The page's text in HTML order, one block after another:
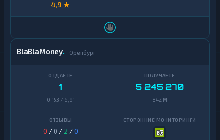
4,9 ★
BlaBlaMoney Оренбург
1
0,153 / 6,91
5 245 270
842 M
0 / 0 / 2 /0